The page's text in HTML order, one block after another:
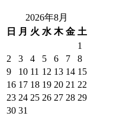
2026年8月
日
月 火 水 木 金 土
1
2
3 4 5 6 7
8
9
10 11 12 13 14 15
16 17 18 19 20 21 22
23 24 25 26 27 28 29
30 31